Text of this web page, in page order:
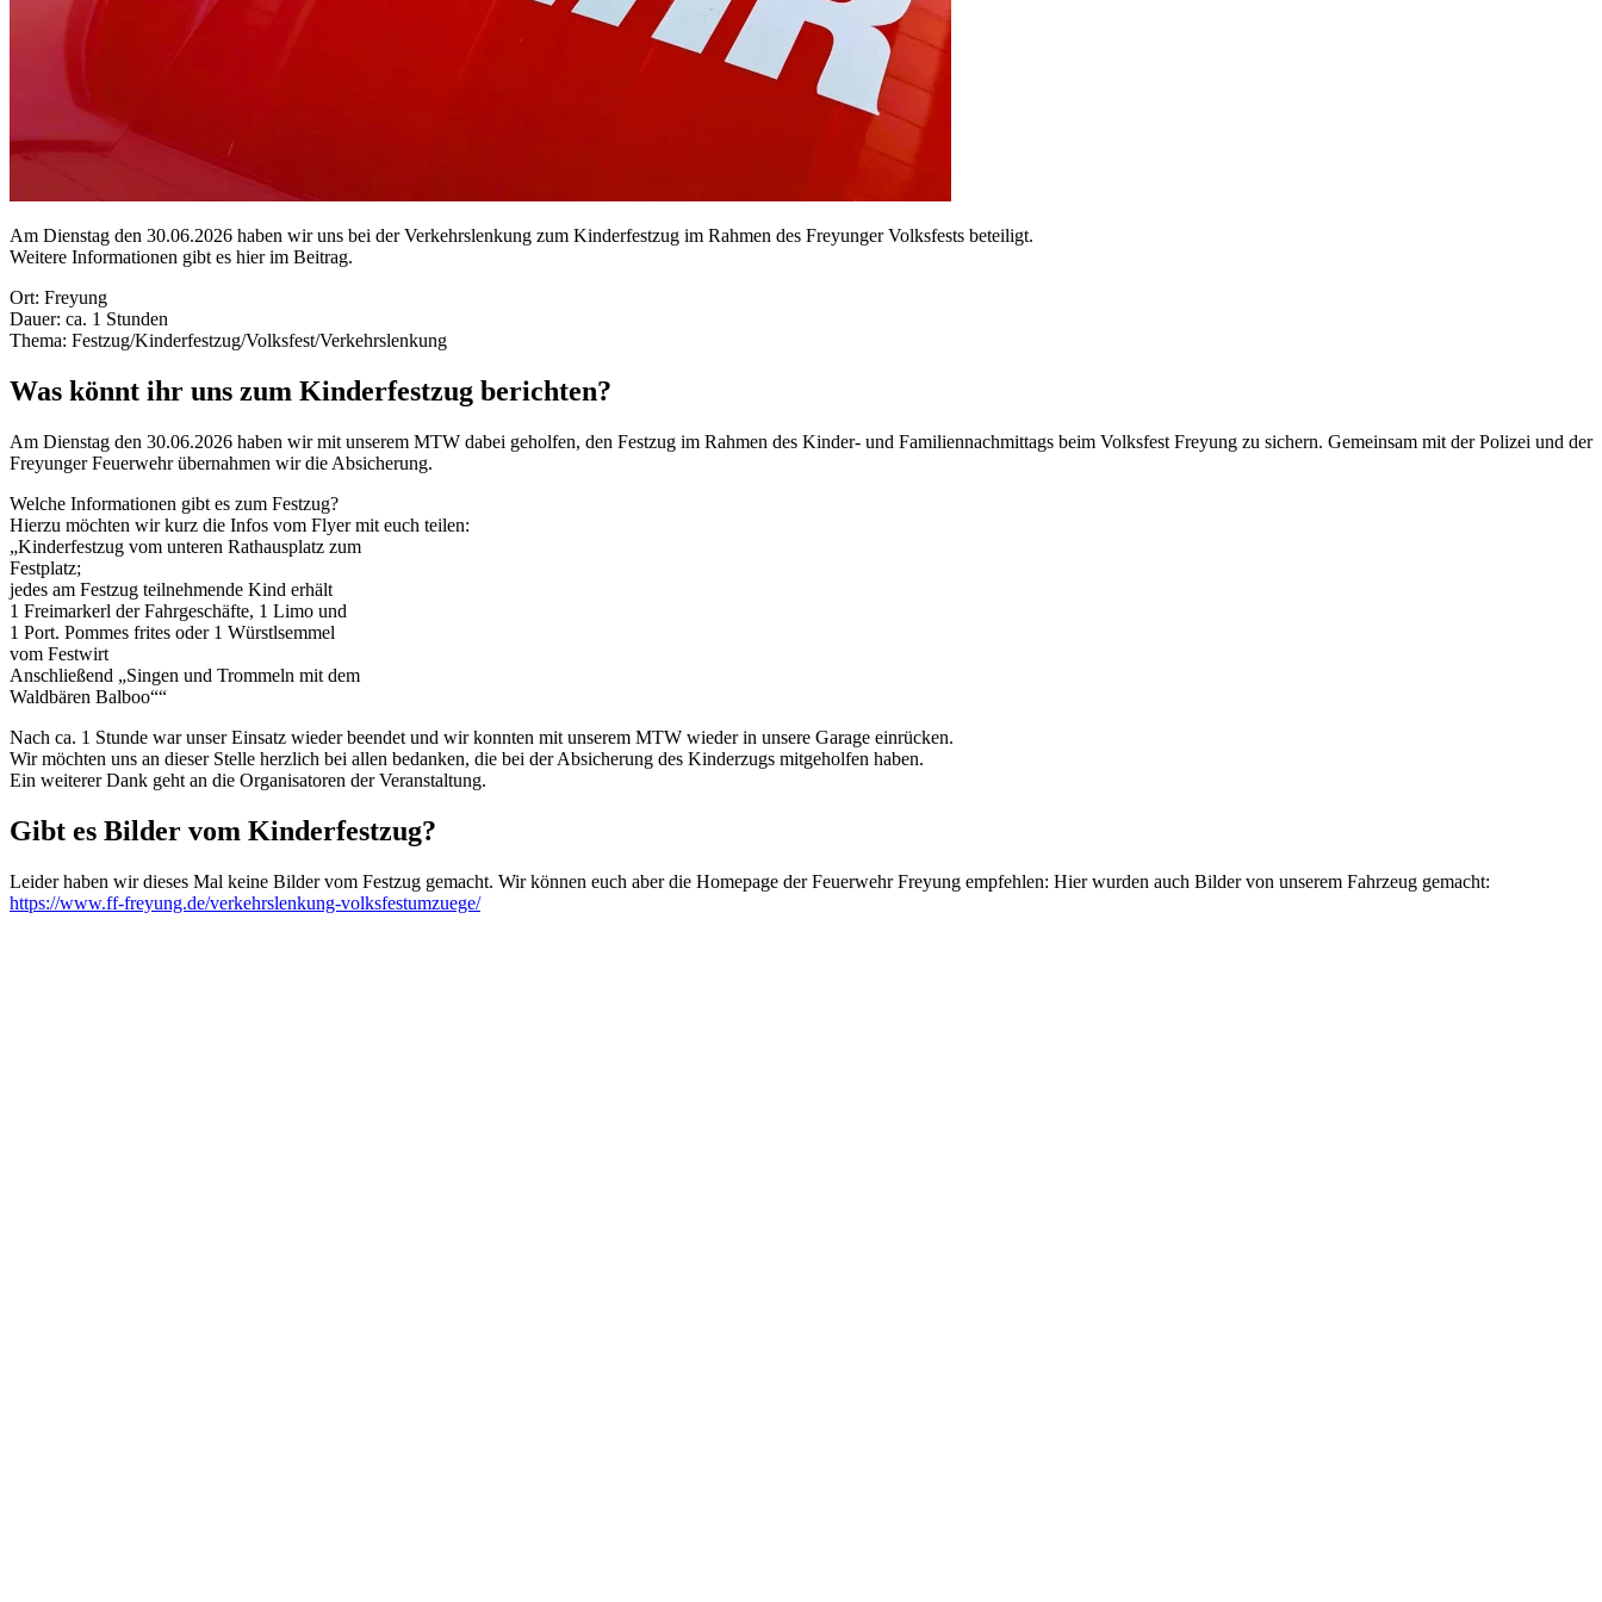
Am Dienstag den 30.06.2026 haben wir uns bei der Verkehrslenkung zum Kinderfestzug im Rahmen des Freyunger Volksfests beteiligt.
Weitere Informationen gibt es hier im Beitrag.
Ort: Freyung
Dauer: ca. 1 Stunden
Thema: Festzug/Kinderfestzug/Volksfest/Verkehrslenkung
Was könnt ihr uns zum Kinderfestzug berichten?
Am Dienstag den 30.06.2026 haben wir mit unserem MTW dabei geholfen, den Festzug im Rahmen des Kinder- und Familiennachmittags beim Volksfest Freyung zu sichern. Gemeinsam mit der Polizei und der
Freyunger Feuerwehr übernahmen wir die Absicherung.
Welche Informationen gibt es zum Festzug?
Hierzu möchten wir kurz die Infos vom Flyer mit euch teilen:
„Kinderfestzug vom unteren Rathausplatz zum
Festplatz;
jedes am Festzug teilnehmende Kind erhält
1 Freimarkerl der Fahrgeschäfte, 1 Limo und
1 Port. Pommes frites oder 1 Würstlsemmel
vom Festwirt
Anschließend „Singen und Trommeln mit dem
Waldbären Balboo““
Nach ca. 1 Stunde war unser Einsatz wieder beendet und wir konnten mit unserem MTW wieder in unsere Garage einrücken.
Wir möchten uns an dieser Stelle herzlich bei allen bedanken, die bei der Absicherung des Kinderzugs mitgeholfen haben.
Ein weiterer Dank geht an die Organisatoren der Veranstaltung.
Gibt es Bilder vom Kinderfestzug?
Leider haben wir dieses Mal keine Bilder vom Festzug gemacht. Wir können euch aber die Homepage der Feuerwehr Freyung empfehlen: Hier wurden auch Bilder von unserem Fahrzeug gemacht:
https://www.ff-freyung.de/verkehrslenkung-volksfestumzuege/